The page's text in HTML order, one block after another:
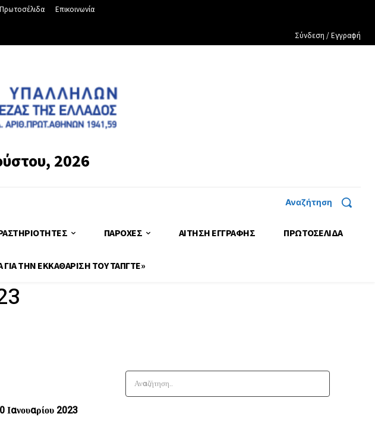
Πρωτοσέλιδα
Επικοινωνία
Σύνδεση / Εγγραφή
2026
Αναζήτηση
ΠΑΡΟΧΕΣ ΑΙΤΗΣΗ ΕΓΓΡΑΦΗΣ ΠΡΩΤΟΣΈΛΙΔΑ
ΤΗΝ ΕΚΚΑΘΑΡΙΣΗ ΤΟΥ ΤΑΠΓΤΕ»
Ιανουαρίου 2023
Αναζήτηση..